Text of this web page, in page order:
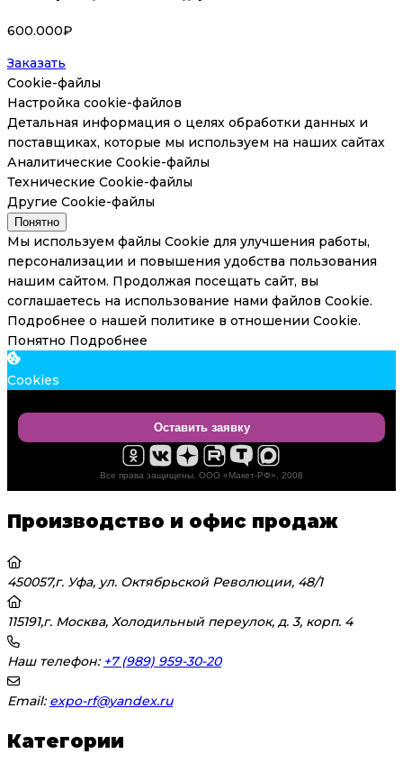
600.000₽
Заказать
Cookie-файлы
Настройка cookie-файлов
Детальная информация о целях обработки данных и
поставщиках, которые мы используем на наших сайтах
Аналитические Cookie-файлы
Технические Cookie-файлы
Другие Cookie-файлы
Понятно
Мы используем файлы Cookie для улучшения работы,
персонализации и повышения удобства пользования
нашим сайтом. Продолжая посещать сайт, вы
соглашаетесь на использование нами файлов Cookie.
Подробнее о нашей политике в отношении Cookie.
Понятно Подробнее
Cookies
Оставить заявку
Все права защищены. ООО «Макет-РФ», 2008
Производство и офис продаж
450057,г. Уфа, ул. Октябрьской Революции, 48/1
115191,г. Москва, Холодильный переулок, д. 3, корп. 4
Наш телефон: +7 (989) 959-30-20
Email: expo-rf@yandex.ru
Категории